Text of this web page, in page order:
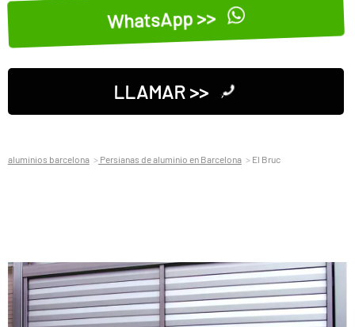
WhatsApp >>
LLAMAR >>
aluminios barcelona Persianas de aluminio en Barcelona El Bruc